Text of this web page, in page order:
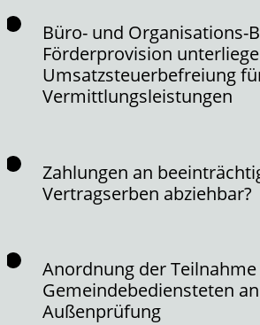
Büro- und Organisations-
Förderprovision
Umsatzsteuerbefreiung
Vermittlungsleistungen
Zahlungen an
Vertragserben abziehbar?
Anordnung der Teilnahme
Gemeindebediensteten
Außenprüfung